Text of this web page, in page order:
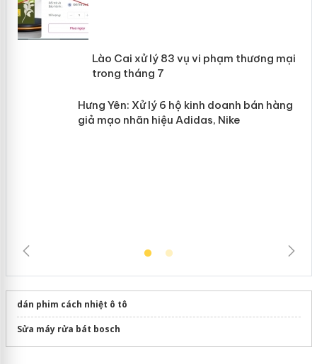
Hưng Yên: Xử lý 6 hộ kinh doanh bán
dán phim cách nhiệt ô tô
Sửa máy rửa bát bosch